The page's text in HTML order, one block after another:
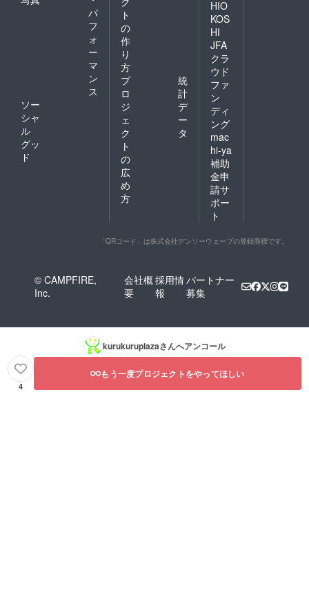
パ
フ
ォ
ー
マ
ン
ス
ソー
シャ
ル
グッ
ド
ト
の
作
り
方
プ
ロ
ジ
ェ
ク
ト
の
広
め
方
統
計
デ
ー
タ
HIO
KOS
HI
JFA
クラ
ウド
ファ
ン
ディ
ング
mac
hi-ya
補助
金申
請サ
ポー
ト
「QRコード」は株式会社デンソーウェーブの登録商標です。
© CAMPFIRE,
Inc.
会社概
要
採用情
報
パートナー
募集
kurukuruplazaさんへアンコール
4
もう一度プロジェクトをやってほしい